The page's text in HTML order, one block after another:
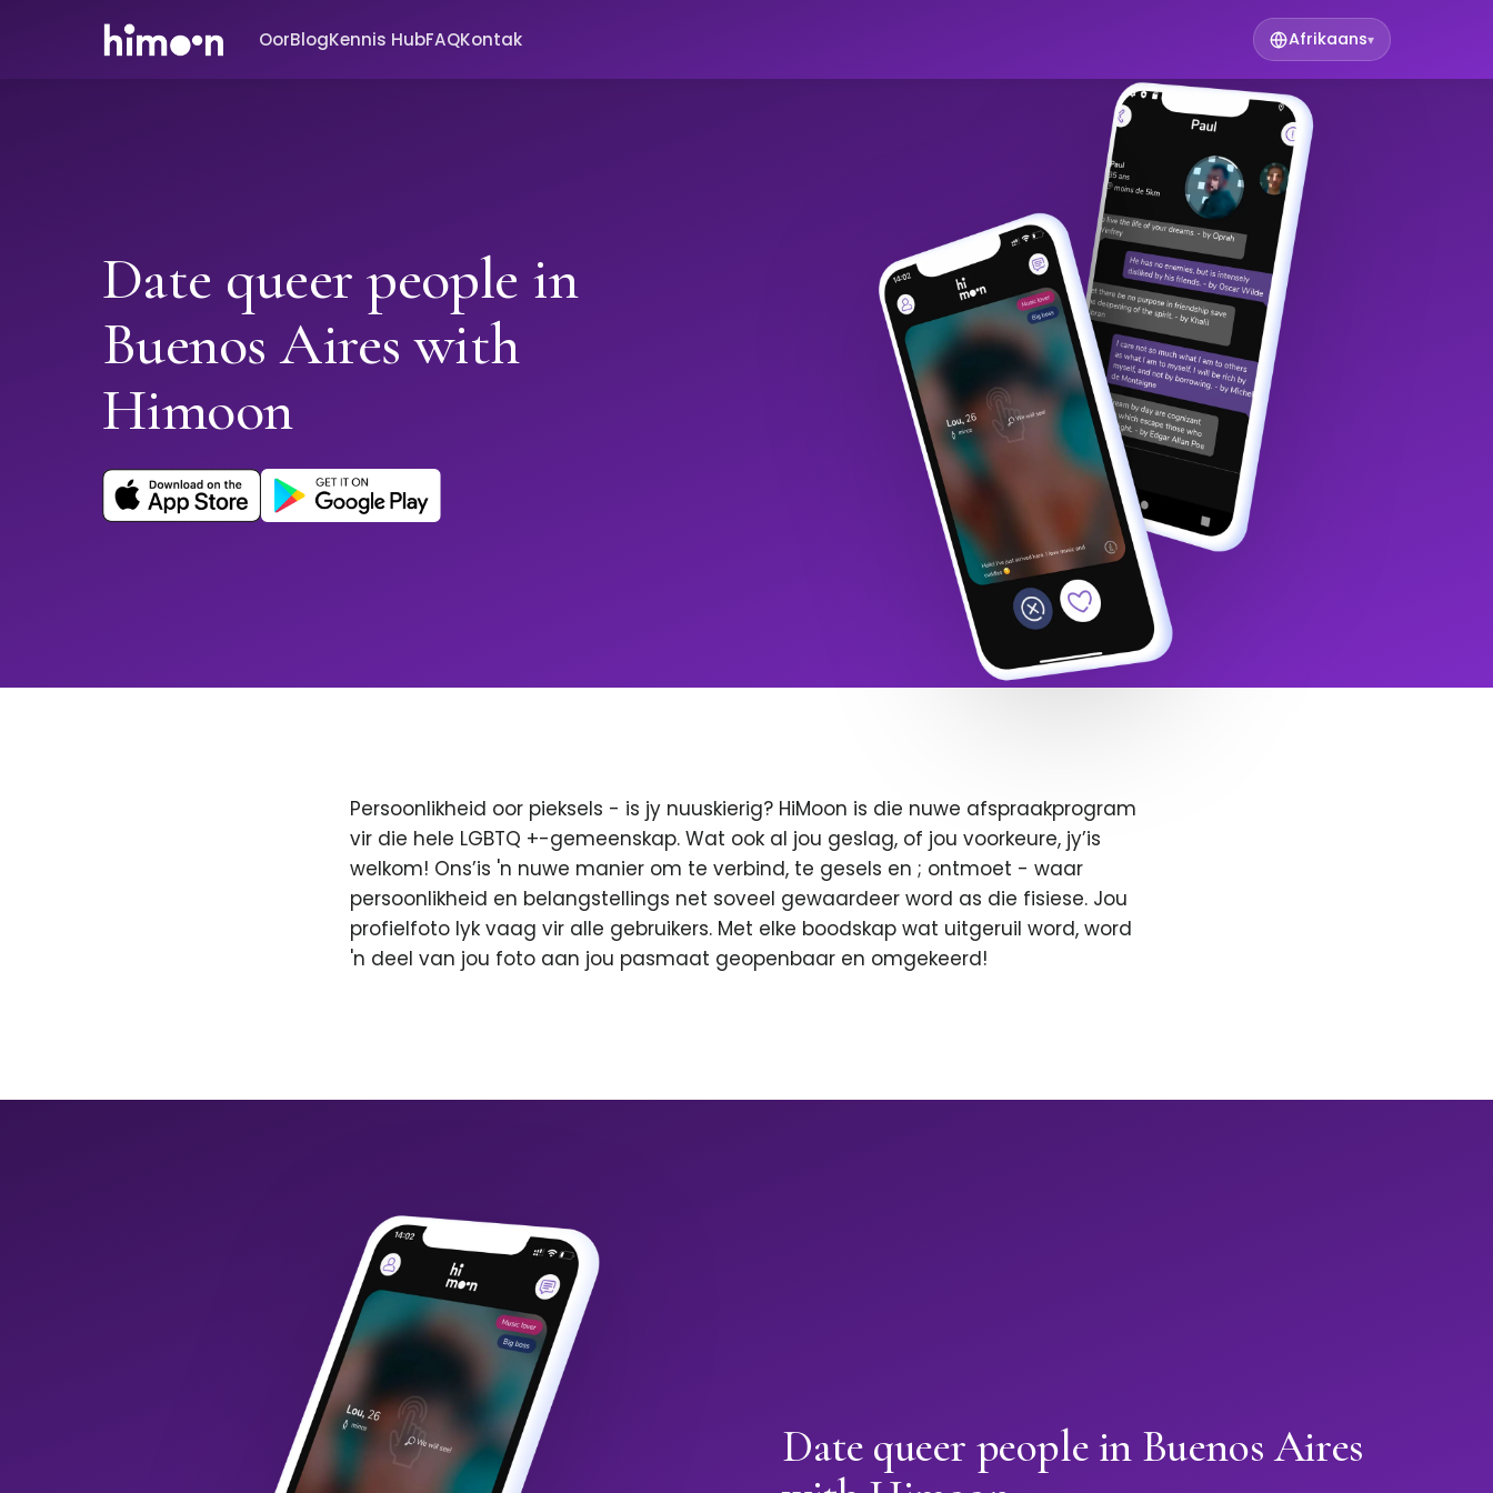
OorBlogKennis HubFAQKontak Afrikaans▾
Date queer people in
Buenos Aires with
Himoon
Persoonlikheid oor pieksels - is jy nuuskierig? HiMoon is die nuwe afspraakprogram
vir die hele LGBTQ +-gemeenskap. Wat ook al jou geslag, of jou voorkeure, jy’is
welkom! Ons’is 'n nuwe manier om te verbind, te gesels en ; ontmoet - waar
persoonlikheid en belangstellings net soveel gewaardeer word as die fisiese. Jou
profielfoto lyk vaag vir alle gebruikers. Met elke boodskap wat uitgeruil word, word
'n deel van jou foto aan jou pasmaat geopenbaar en omgekeerd!
Date queer people in Buenos Aires